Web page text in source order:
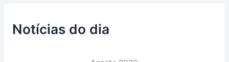
Notícias do dia